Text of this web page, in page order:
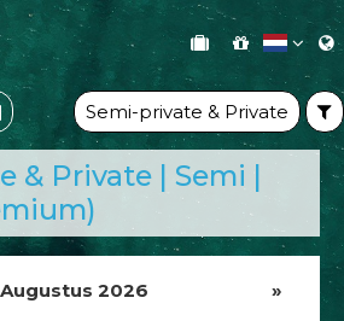
Semi-private & Private
& Private | Semi |
Augustus 2026 »